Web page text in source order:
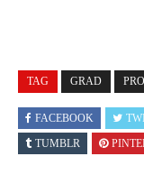
TAG GRAD
FACEBOOK
TUMBLR